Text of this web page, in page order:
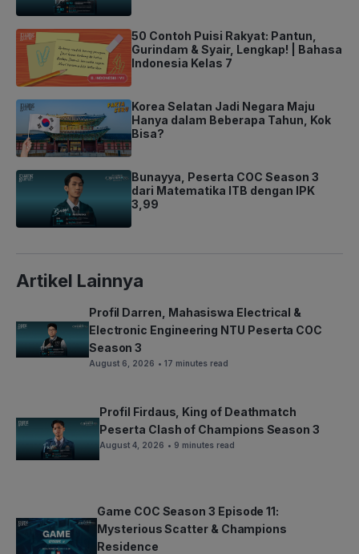
50 Contoh Puisi Rakyat: Pantun,
Gurindam & Syair, Lengkap! | Bahasa
Indonesia Kelas 7
Korea Selatan Jadi Negara Maju
Hanya dalam Beberapa Tahun, Kok
Bisa?
Bunayya, Peserta COC Season 3
dari Matematika ITB dengan IPK
3,99
Artikel Lainnya
Profil Darren, Mahasiswa Electrical &
Electronic Engineering NTU Peserta COC
Season 3
August 6, 2026 • 17 minutes read
Profil Firdaus, King of Deathmatch
Peserta Clash of Champions Season 3
August 4, 2026 • 9 minutes read
Game COC Season 3 Episode 11:
Mysterious Scatter & Champions
Residence